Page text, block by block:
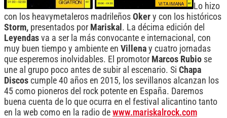
Lo hizo
con los heavymetaleros madrileños Oker y con los históricos
Storm, presentados por Mariskal . La décima edición del
Leyendas va a ser la más convocante e internacional, con
muy buen tiempo y ambiente en Villena y cuatro jornadas
que esperemos inolvidables. El promotor Marcos Rubio se
une al grupo poco antes de subir al escenario. Si Chapa
Discos cumple 40 años en 2015, los sevillanos alcanzan los
45 como pioneros del rock potente en España. Daremos
buena cuenta de lo que ocurra en el festival alicantino tanto
en la web como en la radio de www.mariskalrock.com